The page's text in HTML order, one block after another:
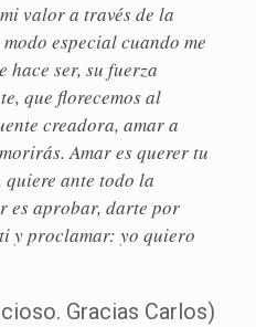
valor a través de la
especial cuando me
hace ser, su fuerza
que florecemos al
creadora, amar a
Amar es querer tu
quiere ante todo la
es aprobar, darte por
y proclamar: yo quiero
Gracias Carlos)